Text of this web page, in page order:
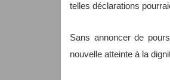
telles déclarations
Sans annoncer de
nouvelle atteinte à la